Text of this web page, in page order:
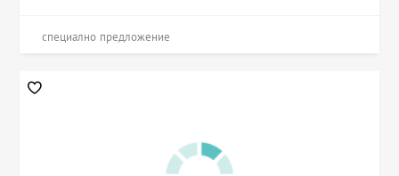
специално предложение